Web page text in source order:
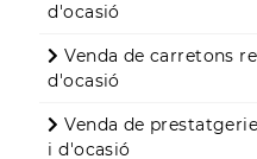
d'ocasió
Venda de carretons
d'ocasió
Venda de
i d'ocasió